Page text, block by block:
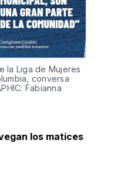
la Liga de Mujeres
conversa
Fabianna
los matices